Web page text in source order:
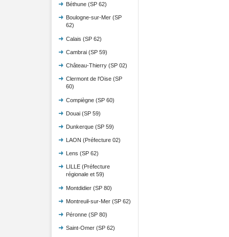
Béthune (SP 62)
Boulogne-sur-Mer (SP
62)
Calais (SP 62)
Cambrai (SP 59)
Château-Thierry (SP 02)
Clermont de l'Oise (SP
60)
Compiègne (SP 60)
Douai (SP 59)
Dunkerque (SP 59)
LAON (Préfecture 02)
Lens (SP 62)
LILLE (Préfecture
régionale et 59)
Montdidier (SP 80)
Montreuil-sur-Mer (SP 62)
Péronne (SP 80)
Saint-Omer (SP 62)